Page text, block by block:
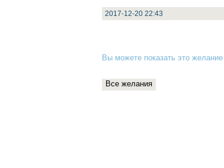
2017-12-20 22:43
Вы можете показать это
Все желания